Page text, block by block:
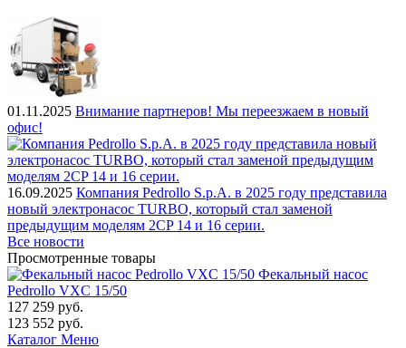
01.11.2025 Внимание партнеров! Мы переезжаем в новый
офис!
16.09.2025 Компания Pedrollo S.p.A. в 2025 году представила
новый электронасос TURBO, который стал заменой
предыдущим моделям 2CP 14 и 16 серии.
Все новости
Просмотренные товары
Фекальный насос
Pedrollo VXC 15/50
127 259 руб.
123 552 руб.
Каталог Меню